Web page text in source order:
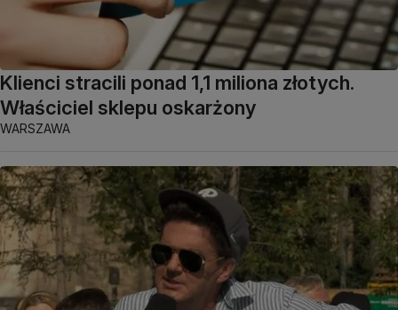
Klienci stracili ponad 1,1 miliona złotych.
Właściciel sklepu oskarżony
WARSZAWA